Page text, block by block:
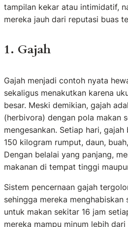
tampilan kekar atau intimidatif,
mereka jauh dari reputasi buas
1. Gajah
Gajah menjadi contoh nyata
sekaligus menakutkan karena
besar. Meski demikian, gajah
(herbivora) dengan pola makan
mengesankan. Setiap hari,
150 kilogram rumput, daun,
Dengan belalai yang panjang,
makanan di tempat tinggi
Sistem pencernaan gajah
sehingga mereka menghabiskan
untuk makan sekitar 16 jam
mereka mampu minum lebih